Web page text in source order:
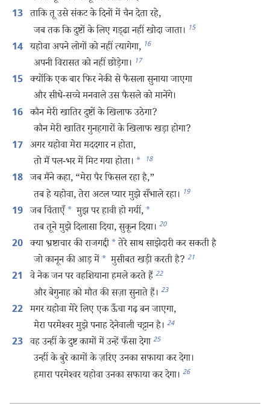
13 ताकि तू उसे संकट के दिनों में चैन देता रहे,
जब तक कि दुष्टों के लिए गड्‌ढा नहीं खोदा जाता। 15
14 यहोवा अपने लोगों को नहीं त्यागेगा, 16
अपनी विरासत को नहीं छोड़ेगा। 17
15 क्योंकि एक बार फिर नेकी से फैसला सुनाया जाएगा
और सीधे-सच्चे मनवाले उस फैसले को मानेंगे।
16 कौन मेरी खातिर दुष्टों के खिलाफ उठेगा?
कौन मेरी खातिर गुनहगारों के खिलाफ खड़ा होगा?
17 अगर यहोवा मेरा मददगार न होता,
तो मैं पल-भर में मिट गया होता। * 18
18 जब मैंने कहा, “मेरा पैर फिसल रहा है,”
तब हे यहोवा, तेरा अटल प्यार मुझे सँभाले रहा। 19
19 जब चिंताएँ * मुझ पर हावी हो गयीं, *
तब तूने मुझे दिलासा दिया, सुकून दिया। 20
20 क्या भ्रष्टाचार की राजगद्दी *तेरे साथ साझेदारी कर सकती है
जो कानून की आड़ में * मुसीबत खड़ी करती है? 21
21 वे नेक जन पर वहशियाना हमले करते हैं 22
और बेगुनाह को मौत की सज़ा सुनाते हैं। 23
22 मगर यहोवा मेरे लिए एक ऊँचा गढ़ बन जाएगा,
मेरा परमेश्‍वर मुझे पनाह देनेवाली चट्टान है। 24
23 वह उन्हीं के दुष्ट कामों में उन्हें फँसा देगा 25
उन्हीं के बुरे कामों के ज़रिए उनका सफाया कर देगा।
हमारा परमेश्‍वर यहोवा उनका सफाया कर देगा। 26